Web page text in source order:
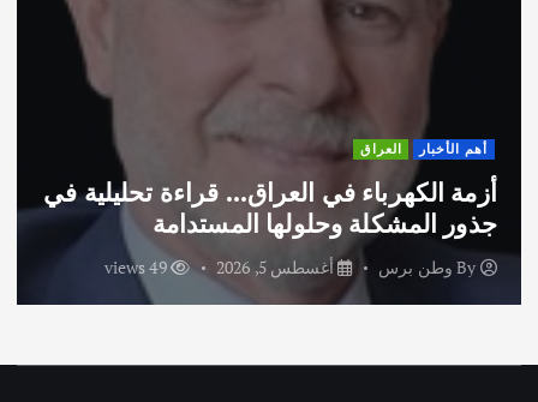
العراق
الكهرباء في العراق… قراءة تحليلية في
المشكلة وحلولها المستدامة
وطن برس أغسطس 5, 2026 49 views